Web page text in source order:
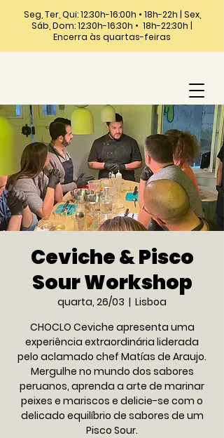
Seg, Ter, Qui: 12:30h-16:00h • 18h-22h | Sex,
Sáb, Dom: 12:30h-16:30h • 18h-22:30h |
Encerra às quartas-feiras
Ceviche & Pisco
Sour Workshop
quarta, 26/03
  |
Lisboa
CHOCLO Ceviche apresenta uma
experiência extraordinária liderada
pelo aclamado chef Matías de Araujo.
Mergulhe no mundo dos sabores
peruanos, aprenda a arte de marinar
peixes e mariscos e delicie-se com o
delicado equilíbrio de sabores de um
Pisco Sour.